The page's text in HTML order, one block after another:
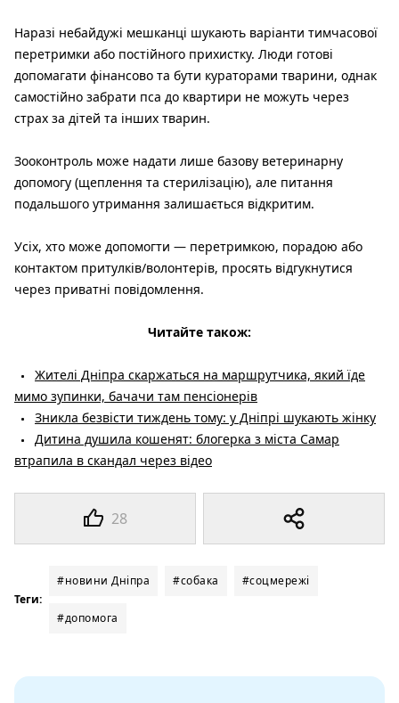
28
Наразі небайдужі мешканці шукають варіанти тимчасової
перетримки або постійного прихистку. Люди готові
допомагати фінансово та бути кураторами тварини, однак
самостійно забрати пса до квартири не можуть через
страх за дітей та інших тварин.
Зооконтроль може надати лише базову ветеринарну
допомогу (щеплення та стерилізацію), але питання
подальшого утримання залишається відкритим.
Усіх, хто може допомогти — перетримкою, порадою або
контактом притулків/волонтерів, просять відгукнутися
через приватні повідомлення.
Читайте також:
Жителі Дніпра скаржаться на маршрутчика, який їде
мимо зупинки, бачачи там пенсіонерів
Зникла безвісти тиждень тому: у Дніпрі шукають жінку
Дитина душила кошенят: блогерка з міста Самар
втрапила в скандал через відео
Теги:
#новини Дніпра #собака #соцмережі
#допомога